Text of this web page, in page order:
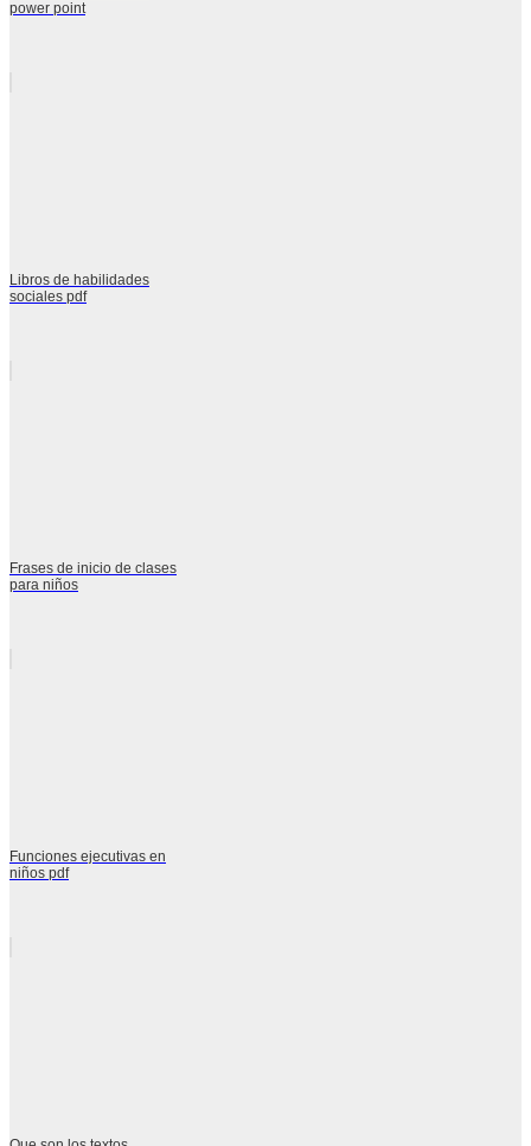
power point
Libros de habilidades
sociales pdf
Frases de inicio de clases
para niños
Funciones ejecutivas en
niños pdf